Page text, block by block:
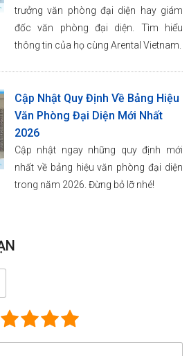
trưởng văn phòng đại diện hay giám
đốc văn phòng đại diện. Tìm hiểu
thông tin của họ cùng Arental Vietnam.
Cập Nhật Quy Định Về Bảng Hiệu
Văn Phòng Đại Diện Mới Nhất
2026
Cập nhật ngay những quy định mới
nhất về bảng hiệu văn phòng đại diện
trong năm 2026. Đừng bỏ lỡ nhé!